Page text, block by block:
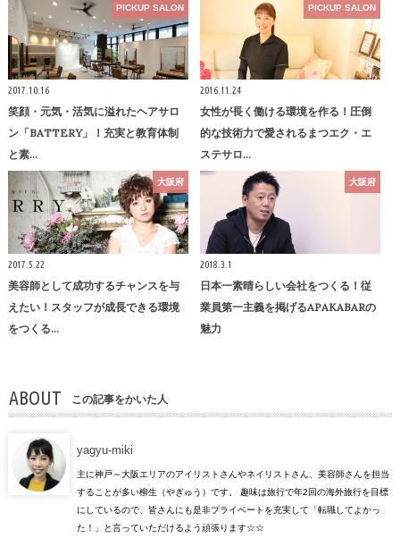
PICKUP SALON
2017.10.16
笑顔・元気・活気に溢れたヘアサロ
ン「BATTERY」！充実と教育体制
と素…
PICKUP SALON
2016.11.24
女性が長く働ける環境を作る！圧倒
的な技術力で愛されるまつエク・エ
ステサロ…
大阪府
2017.5.22
美容師として成功するチャンスを与
えたい！スタッフが成長できる環境
をつくる…
大阪府
2018.3.1
日本一素晴らしい会社をつくる！従
業員第一主義を掲げるAPAKABARの
魅力
ABOUT この記事をかいた人
yagyu-miki
主に神戸～大阪エリアのアイリストさんやネイリストさん、美容師さんを担当
することが多い柳生（やぎゅう）です。 趣味は旅行で年2回の海外旅行を目標
にしているので、皆さんにも是非プライベートを充実して「転職してよかっ
た！」と言っていただけるよう頑張ります☆☆